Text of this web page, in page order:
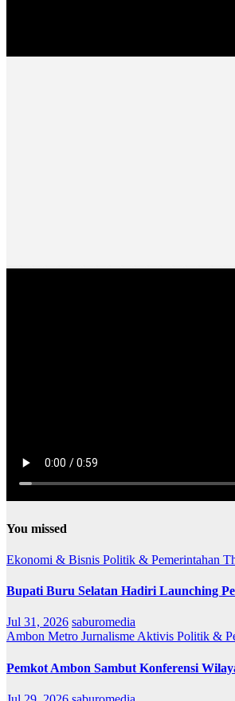
You missed
Ekonomi & Bisnis Politik & Pemerintahan
Bupati Buru Selatan Hadiri Launching
Jul 31, 2026 saburomedia
Ambon Metro Jurnalisme Aktivis Politik &
Pemkot Ambon Sambut Konferensi